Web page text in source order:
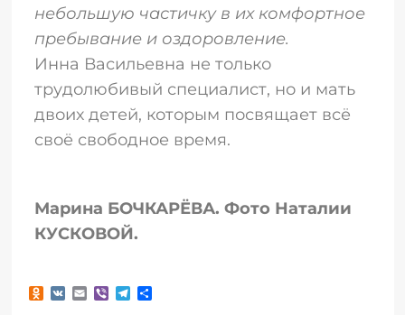
небольшую частичку в их комфортное
пребывание и оздоровление.
Инна Васильевна не только
трудолюбивый специалист, но и мать
двоих детей, которым посвящает всё
своё свободное время.
Марина БОЧКАРЁВА. Фото Наталии
КУСКОВОЙ.
Odnoklassniki
VKEmailViberTelegram
Отправить